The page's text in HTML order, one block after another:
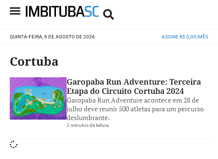
QUINTA-FEIRA, 6 DE AGOSTO DE 2026 ASSINE R$ 0,00/MÊS
Cortuba
Garopaba Run Adventure: Terceira
Etapa do Circuito Cortuba 2024
Garopaba Run Adventure acontece em 28 de
julho deve reunir 500 atletas para um percurso
deslumbrante.
2 minutos de leitura